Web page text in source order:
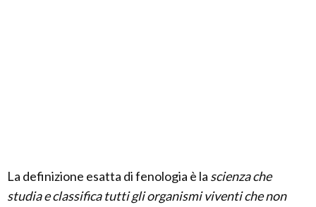
La definizione esatta di fenologia è la scienza che
studia e classifica tutti gli organismi viventi che non